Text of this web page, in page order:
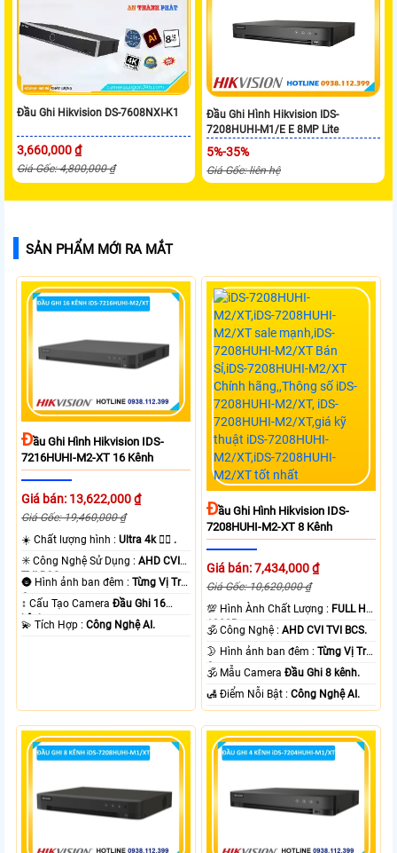
Đầu Ghi Hikvision DS-7608NXI-K1
3,660,000 ₫
Giá Gốc: 4,800,000 ₫
Đầu Ghi Hình Hikvision IDS-
7208HUHI-M1/E E 8MP Lite
5%-35%
Giá Gốc: liên hệ
SẢN PHẨM MỚI RA MẮT
ĐẦu Ghi Hình Hikvision IDS-
7216HUHI-M2-XT 16 Kênh
Giá bán: 13,622,000 ₫
Giá Gốc: 19,460,000 ₫
☀️ Chất lượng hình :Ultra 4k 👍🏾 .
✳️ Công Nghệ Sử Dụng :AHD CVI
TVI BCS.
🌚 Hình ảnh ban đêm :Từng Vị Trí
Camera .
↕️ Cấu Tạo CameraĐầu Ghi 16
kênh.
️💫 Tích Hợp :Công Nghệ AI.
ĐẦu Ghi Hình Hikvision IDS-
7208HUHI-M2-XT 8 Kênh
Giá bán: 7,434,000 ₫
Giá Gốc: 10,620,000 ₫
💯 Hình Ành Chất Lượng : FULL HD
1080P .
🕉️ Công Nghệ :AHD CVI TVI BCS.
🌛 Hình ảnh ban đêm :Từng Vị Trí
Camera .
🕉️ Mẫu CameraĐầu Ghi 8 kênh.
️🛃 Điểm Nỗi Bật :Công Nghệ AI.